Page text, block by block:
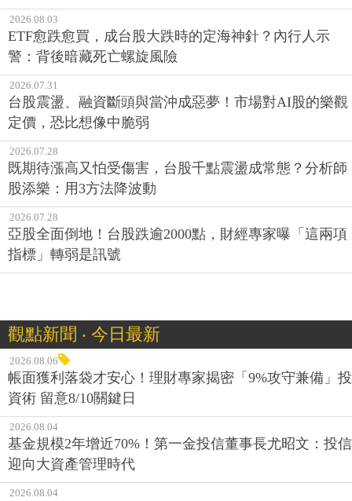
2026.08.03
ETF愈跌愈買，成台股大跌時的定海神針？內行人示
警：背後暗藏死亡螺旋風險
2026.07.31
台股震盪、融資斷頭與當沖成惡夢！市場對AI股的樂觀
定價，恐比想像中脆弱
2026.07.28
既期待漲高又怕受傷害，台股千點震盪成常態？分析師
股添樂：用3方法降波動
2026.07.28
亞股全面倒地！台股跌逾2000點，財經專家曝「這兩項
指標」轉弱是訊號
觀點新聞 ‧ 今日最新
2026.08.06
帳面獲利落袋才安心！理財專家揭密「9%攻守兼備」投
資術 留意8/10關鍵日
2026.08.04
基金規模2年增近70%！第一金投信董事長尤昭文：投信
迎向大資產管理時代
2026.08.04